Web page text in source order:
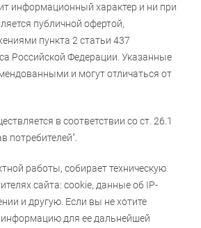
информационный характер и ни при
публичной офертой,
пункта 2 статьи 437
Российской Федерации. Указанные
и могут отличаться от
в соответствии со ст. 26.1
потребителей".
работы, собирает техническую
сайта: cookie, данные об IP-
и другую. Если вы не хотите
информацию для ее дальнейшей